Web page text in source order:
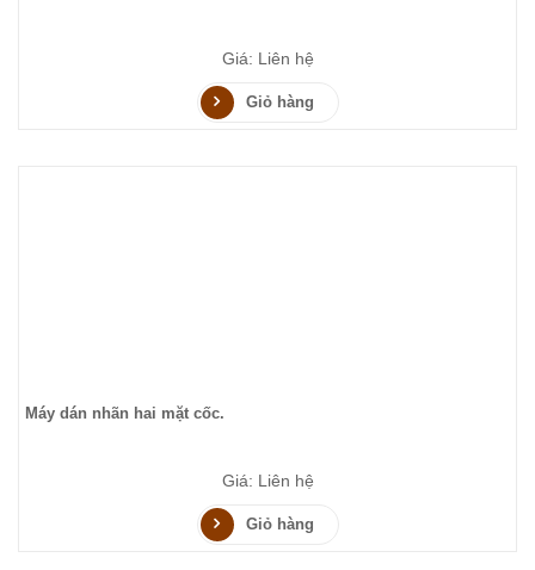
Giá: Liên hệ
Giỏ hàng
Máy dán nhãn hai mặt cốc.
Giá: Liên hệ
Giỏ hàng